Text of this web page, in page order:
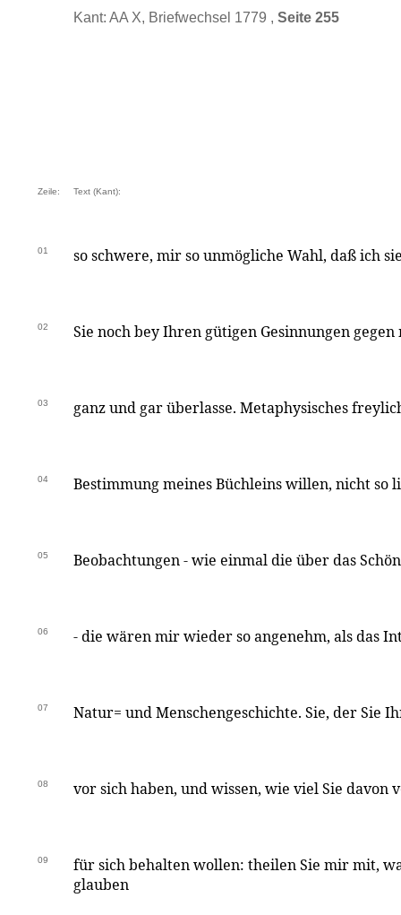
Kant: AA X, Briefwechsel 1779 , Seite 255
Zeile: Text (Kant):
01 so schwere, mir so unmögliche Wahl, daß ich
02 Sie noch bey Ihren gütigen Gesinnungen
03 ganz und gar überlasse. Metaphysisches
04 Bestimmung meines Büchleins willen, nicht so
05 Beobachtungen - wie einmal die über das
06 - die wären mir wieder so angenehm, als das
07 Natur= und Menschengeschichte. Sie, der Sie
08 vor sich haben, und wissen, wie viel Sie davon
09
für sich behalten wollen: theilen Sie mir mit,
glauben